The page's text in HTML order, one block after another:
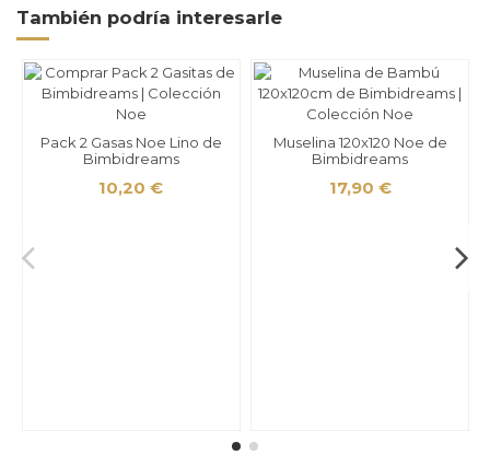
También podría interesarle
Pack 2 Gasas Noe Lino de
Bimbidreams
10,20 €
Muselina 120x120 Noe de
Bimbidreams
17,90 €